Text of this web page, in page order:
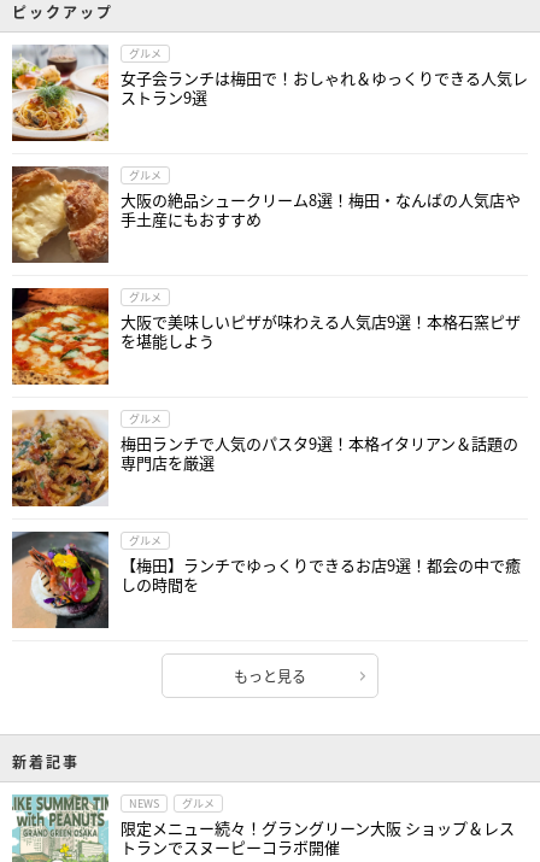
ピックアップ
グルメ
女子会ランチは梅田で！おしゃれ＆ゆっくりできる人気レ
ストラン9選
グルメ
大阪の絶品シュークリーム8選！梅田・なんばの人気店や
手土産にもおすすめ
グルメ
大阪で美味しいピザが味わえる人気店9選！本格石窯ピザ
を堪能しよう
グルメ
梅田ランチで人気のパスタ9選！本格イタリアン＆話題の
専門店を厳選
グルメ
【梅田】ランチでゆっくりできるお店9選！都会の中で癒
しの時間を
もっと見る
新着記事
NEWS グルメ
限定メニュー続々！グラングリーン大阪 ショップ＆レス
トランでスヌーピーコラボ開催